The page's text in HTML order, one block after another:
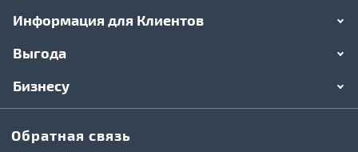
Информация для Клиентов
Выгода
Бизнесу
Обратная связь